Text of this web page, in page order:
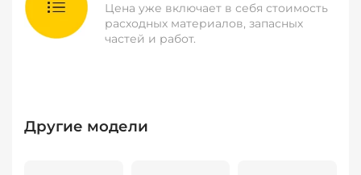
Цена уже включает в себя стоимость
расходных материалов, запасных
частей и работ.
Другие модели